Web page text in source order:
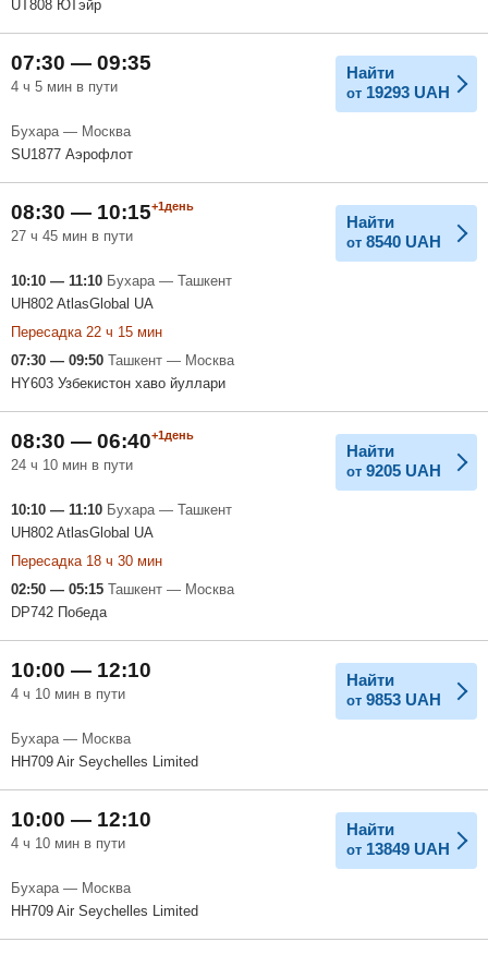
UT808 ЮТэйр
07:30 — 09:35
4 ч 5 мин в пути
Найти
от 19293 UAH
Бухара — Москва
SU1877 Аэрофлот
08:30 — 10:15+1день
27 ч 45 мин в пути
Найти
от 8540 UAH
10:10 — 11:10 Бухара — Ташкент
UH802 AtlasGlobal UA
Пересадка 22 ч 15 мин
07:30 — 09:50 Ташкент — Москва
HY603 Узбекистон хаво йуллари
08:30 — 06:40+1день
24 ч 10 мин в пути
Найти
от 9205 UAH
10:10 — 11:10 Бухара — Ташкент
UH802 AtlasGlobal UA
Пересадка 18 ч 30 мин
02:50 — 05:15 Ташкент — Москва
DP742 Победа
10:00 — 12:10
4 ч 10 мин в пути
Найти
от 9853 UAH
Бухара — Москва
HH709 Air Seychelles Limited
10:00 — 12:10
4 ч 10 мин в пути
Найти
от 13849 UAH
Бухара — Москва
HH709 Air Seychelles Limited